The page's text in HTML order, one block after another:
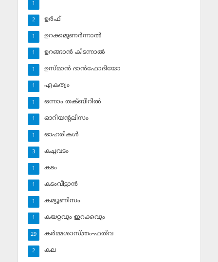
1
ഉര്‍ഫ്
2
ഉറക്കമുണര്‍ന്നാല്‍
1
ഉറങ്ങാന്‍ കിടന്നാല്‍
1
ഉസ്മാന്‍ ദാന്‍ഫോദിയോ
1
ഏകത്വം
1
ഒന്നാം തക്ബീറില്‍
1
ഓറിയന്റലിസം
1
ഓഹരികള്‍
1
കച്ചവടം
3
കടം
1
കടംവീട്ടാന്‍
1
കമ്യൂണിസം
1
കയറ്റവും ഇറക്കവും
1
കര്‍മ്മശാസ്ത്രം-ഫത്‌വ
29
കല
2